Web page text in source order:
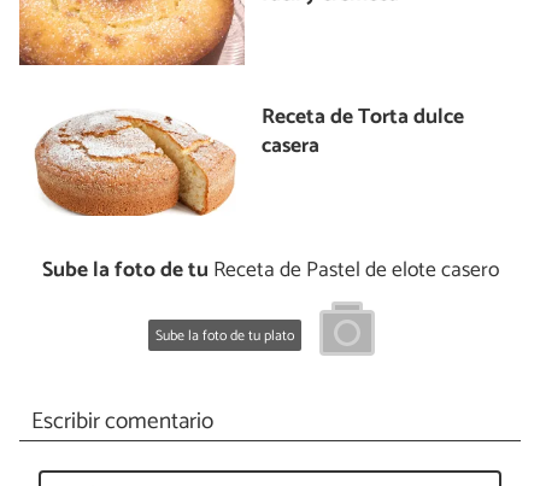
Receta de Torta dulce
casera
Sube la foto de tu Receta de Pastel de elote casero
Sube la foto de tu plato
Escribir comentario